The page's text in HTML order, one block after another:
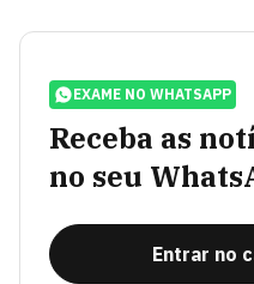
EXAME NO WHATSAPP
Receba as
no seu
Entrar no